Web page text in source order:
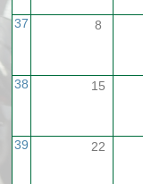
37 8
38 15
39 22